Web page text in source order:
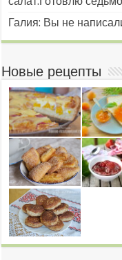
Галия: Вы не
Новые рецепты